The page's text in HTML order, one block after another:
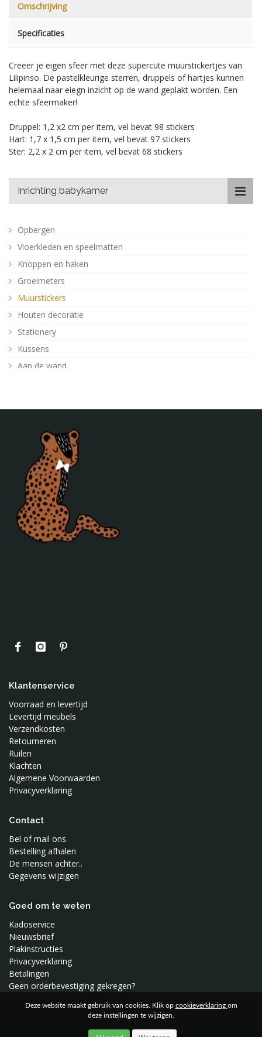
Deze website maakt gebruik van cookies. Klik op cookieverklaring om
deze instellingen te wijzigen.
Omschrijving
Specificaties
Creeer je eigen sfeer met deze supercute muurstickertjes van
Lilipinso. De pastelkleurige sterren, druppels of hartjes kunnen
helemaal naar eiegn inzicht op de wand geplakt worden. Een
echte sfeermaker!
Druppel: 1,2 x2 cm per item, vel bevat 98 stickers
Hart: 1,7 x 1,5 cm per item, vel bevat 97 stickers
Ster: 2,2 x 2 cm per item, vel bevat 68 stickers
Inrichting babykamer
Opbergen
Vloerkleden en speelmatten
Knoppen en haken
Groeimeters
Muurstickers
Houten decoratie
Stationery
Kussens
Aan de wand
Decoratie
Behang
Klantenservice
Voorraad en levertijd
Levertijd meubels
Verzendkosten
Retourneren
Ruilen
Klachten
Algemene Voorwaarden
Privacyverklaring
Contact
Bel of mail ons
Bestelling afhalen
De mensen achter..
Gegevens wijzigen
Goed om te weten
Kadoservice
Nieuwsbrief
Plakinstructies
Privacyverklaring
Betalingen
Geen orderbevestiging gekregen?